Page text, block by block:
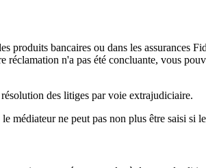
produits bancaires ou dans les assurances
réclamation n'a pas été concluante, vous
des litiges par voie extrajudiciaire.
médiateur ne peut pas non plus être saisi si